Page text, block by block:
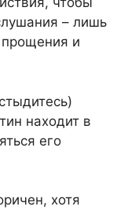
– лишь
прощения и
находит в
его
хотя